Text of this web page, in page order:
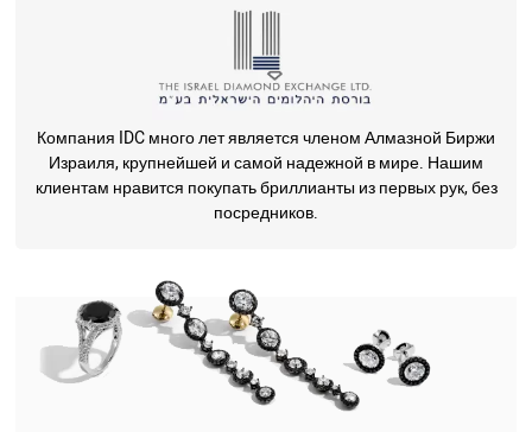
Компания IDC много лет является членом Алмазной Биржи
Израиля, крупнейшей и самой надежной в мире. Нашим
клиентам нравится покупать бриллианты из первых рук, без
посредников.